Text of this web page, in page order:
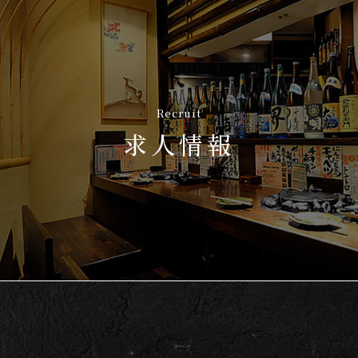
Recruit
求人情報